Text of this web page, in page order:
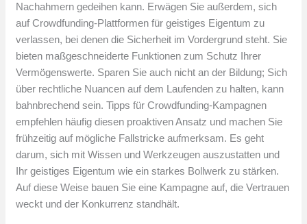
Nachahmern gedeihen kann. Erwägen Sie außerdem, sich
auf Crowdfunding-Plattformen für geistiges Eigentum zu
verlassen, bei denen die Sicherheit im Vordergrund steht. Sie
bieten maßgeschneiderte Funktionen zum Schutz Ihrer
Vermögenswerte. Sparen Sie auch nicht an der Bildung; Sich
über rechtliche Nuancen auf dem Laufenden zu halten, kann
bahnbrechend sein. Tipps für Crowdfunding-Kampagnen
empfehlen häufig diesen proaktiven Ansatz und machen Sie
frühzeitig auf mögliche Fallstricke aufmerksam. Es geht
darum, sich mit Wissen und Werkzeugen auszustatten und
Ihr geistiges Eigentum wie ein starkes Bollwerk zu stärken.
Auf diese Weise bauen Sie eine Kampagne auf, die Vertrauen
weckt und der Konkurrenz standhält.